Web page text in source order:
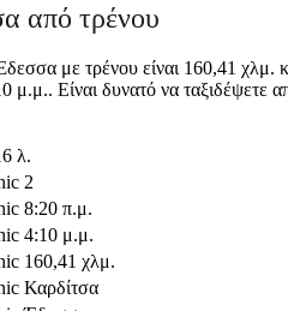
από τρένου
με τρένου είναι 160,41
μ.μ.. Είναι δυνατό να
λ.
2
8:20 π.μ.
4:10 μ.μ.
160,41 χλμ.
Καρδίτσα